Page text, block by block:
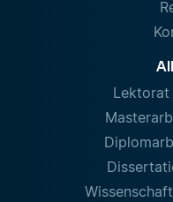
Lektorat